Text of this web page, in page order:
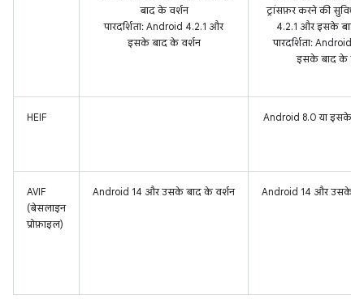
बाद के वर्शन
पारदर्शिता: Android 4.2.1 और
इसके बाद के वर्शन
ट्रांसफ़र करने की
4.2.1 और इसके बाद
पारदर्शिता: Android
इसके बाद के
HEIF Android 8.0 या इसके
AVIF
(बेसलाइन
प्रोफ़ाइल)
Android 14 और उसके बाद के वर्शन Android 14 और उसके